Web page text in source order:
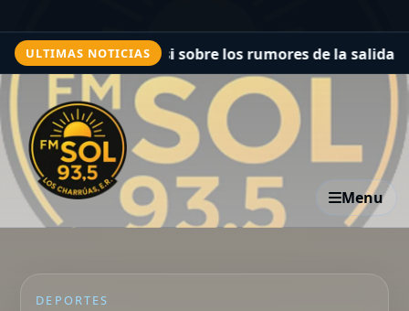
ULTIMAS NOTICIAS
de Lionel Messi sobre los rumores de la salida de su
Menu
DEPORTES